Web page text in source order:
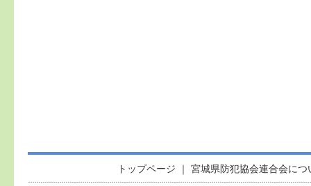
トップページ ｜ 宮城県防犯協会連合会につ